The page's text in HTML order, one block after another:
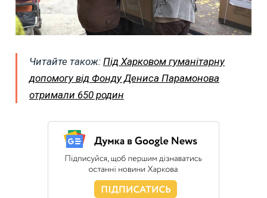
Читайте також: Під Харковом гуманітарну
допомогу від Фонду Дениса Парамонова
отримали 650 родин